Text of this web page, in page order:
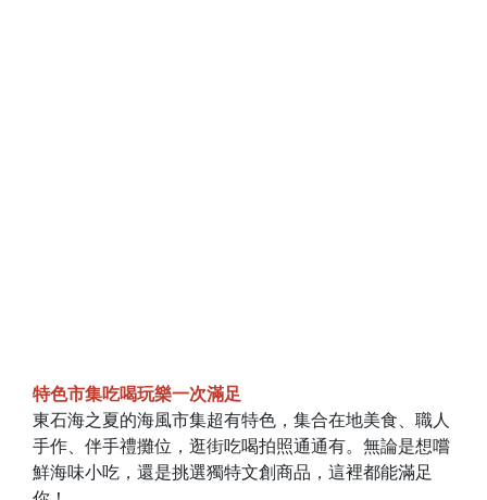
特色市集吃喝玩樂一次滿足
東石海之夏的海風市集超有特色，集合在地美食、職人
手作、伴手禮攤位，逛街吃喝拍照通通有。無論是想嚐
鮮海味小吃，還是挑選獨特文創商品，這裡都能滿足